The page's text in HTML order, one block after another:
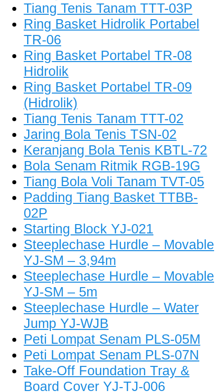
Tiang Tenis Tanam TTT-03P
Ring Basket Hidrolik Portabel
TR-06
Ring Basket Portabel TR-08
Hidrolik
Ring Basket Portabel TR-09
(Hidrolik)
Tiang Tenis Tanam TTT-02
Jaring Bola Tenis TSN-02
Keranjang Bola Tenis KBTL-72
Bola Senam Ritmik RGB-19G
Tiang Bola Voli Tanam TVT-05
Padding Tiang Basket TTBB-
02P
Starting Block YJ-021
Steeplechase Hurdle – Movable
YJ-SM – 3,94m
Steeplechase Hurdle – Movable
YJ-SM – 5m
Steeplechase Hurdle – Water
Jump YJ-WJB
Peti Lompat Senam PLS-05M
Peti Lompat Senam PLS-07N
Take-Off Foundation Tray &
Board Cover YJ-TJ-006